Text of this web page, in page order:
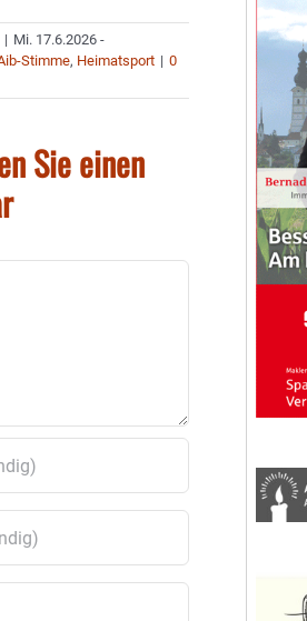
| Mi. 17.6.2026 -
Stimme, Heimatsport | 0
Sie einen